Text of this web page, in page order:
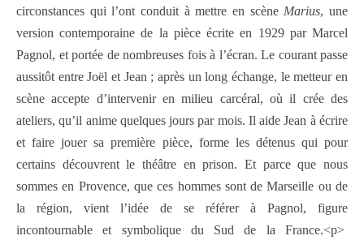
circonstances qui l’ont conduit à mettre en scène Marius, une
version contemporaine de la pièce écrite en 1929 par Marcel
Pagnol, et portée de nombreuses fois à l’écran. Le courant passe
aussitôt entre Joël et Jean ; après un long échange, le metteur en
scène accepte d’intervenir en milieu carcéral, où il crée des
ateliers, qu’il anime quelques jours par mois. Il aide Jean à écrire
et faire jouer sa première pièce, forme les détenus qui pour
certains découvrent le théâtre en prison. Et parce que nous
sommes en Provence, que ces hommes sont de Marseille ou de
la région, vient l’idée de se référer à Pagnol, figure
incontournable et symbolique du Sud de la France.<p>